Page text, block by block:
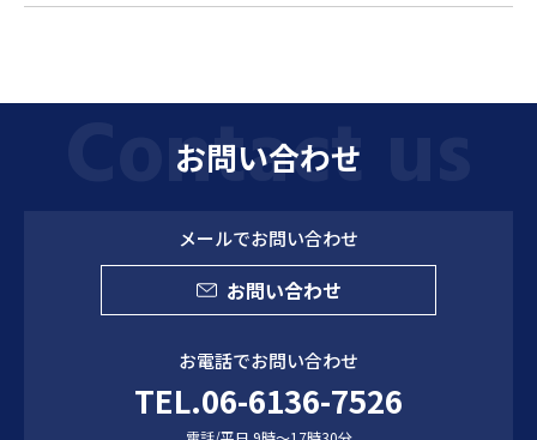
お問い合わせ
メールでお問い合わせ
お問い合わせ
お電話でお問い合わせ
TEL.06-6136-7526